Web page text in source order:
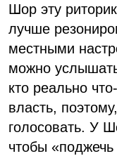
Шор эту
лучше
местными
можно
кто реально
власть,
голосовать. У
чтобы